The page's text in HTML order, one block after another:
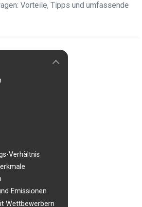
Vorteile, Tipps und umfassende
Verhältnis
Emissionen
Wettbewerbern